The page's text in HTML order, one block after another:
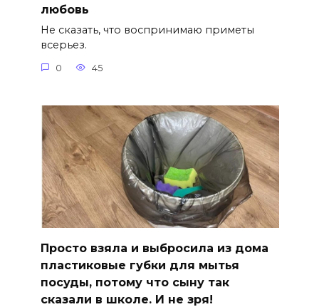
любовь
Не сказать, что воспринимаю приметы
всерьез.
0 45
Просто взяла и выбросила из дома
пластиковые губки для мытья
посуды, потому что сыну так
сказали в школе. И не зря!